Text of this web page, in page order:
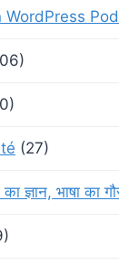
WordPress
(27)
ज्ञान, भाषा का